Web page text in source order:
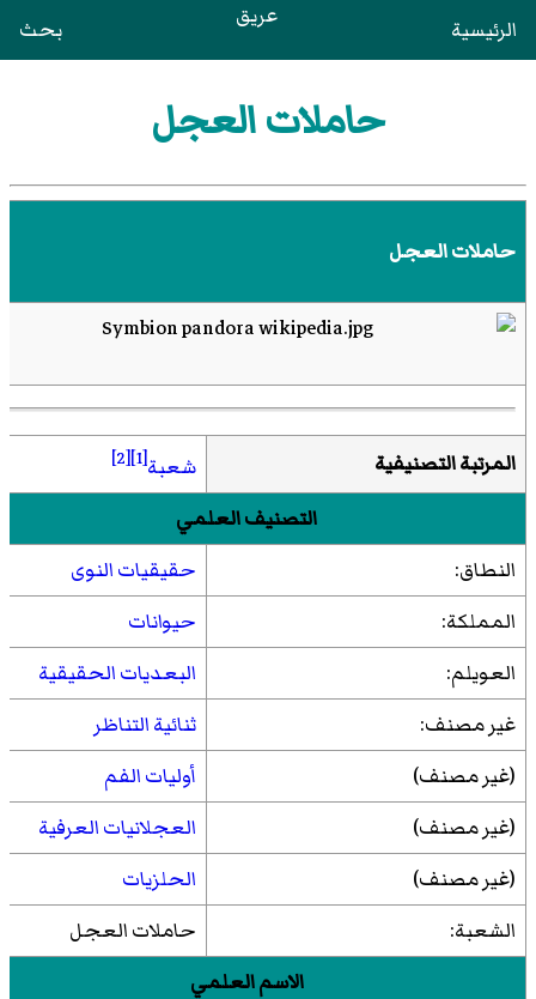
الرئيسية عريق بحث
حاملات العجل
حاملات العجل
المرتبة التصنيفية شعبة[1]
[2]
التصنيف العلمي
النطاق:
حقيقيات النوى
المملكة:
حيوانات
العويلم:
البعديات الحقيقية
غير مصنف:
ثنائية التناظر
(غير مصنف)
أوليات الفم
(غير مصنف)
العجلانيات العرفية
(غير مصنف)
الحلزيات
الشعبة:
حاملات العجل
الاسم العلمي